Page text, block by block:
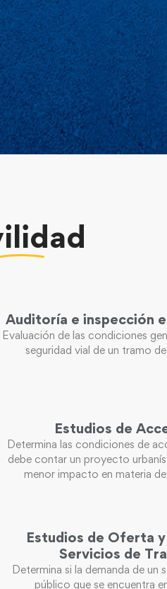
Auditoría e inspección
Evaluación de las condiciones
seguridad vial de un tramo
Estudios de
Determina las condiciones de
debe contar un proyecto
menor impacto en materia
Estudios de Oferta
Servicios de
Determina si la demanda de un
público que se encuentra